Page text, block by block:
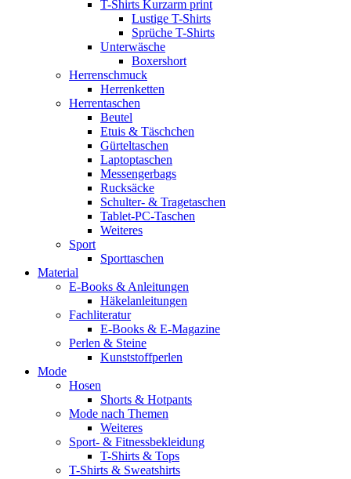
T-Shirts Kurzarm print
Lustige T-Shirts
Sprüche T-Shirts
Unterwäsche
Boxershort
Herrenschmuck
Herrenketten
Herrentaschen
Beutel
Etuis & Täschchen
Gürteltaschen
Laptoptaschen
Messengerbags
Rucksäcke
Schulter- & Tragetaschen
Tablet-PC-Taschen
Weiteres
Sport
Sporttaschen
Material
E-Books & Anleitungen
Häkelanleitungen
Fachliteratur
E-Books & E-Magazine
Perlen & Steine
Kunststoffperlen
Mode
Hosen
Shorts & Hotpants
Mode nach Themen
Weiteres
Sport- & Fitnessbekleidung
T-Shirts & Tops
T-Shirts & Sweatshirts